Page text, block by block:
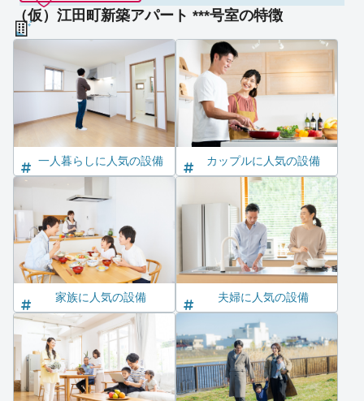
（仮）江田町新築アパート ***号室の特徴
一人暮らしに人気の設備 カップルに人気の設備
家族に人気の設備 夫婦に人気の設備